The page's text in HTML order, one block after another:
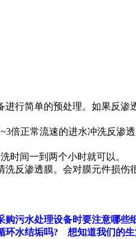
简单的预处理。如果反渗
正常流速的进水冲洗反渗
间一到两个小时就可以。
渗透膜。会对膜元件损伤
购污水处理设备时要注意哪些
环水结垢吗? 想知道我们的